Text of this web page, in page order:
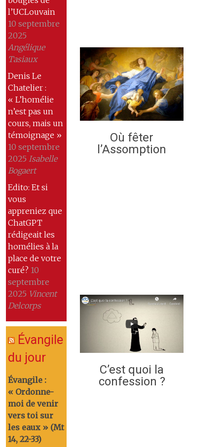
l’UCLouvain
10 septembre
2025
Angélique
Tasiaux
Denis Le
Chatelier :
« L’homélie
n’est pas un
cours, mais un
témoignage »
10 septembre
2025 Isabelle
Bogaert
Edito: Et si
vous
appreniez que
ChatGPT
rédigeait les
homélies à la
place de votre
curé? 10
septembre
2025 Vincent
Delcorps
Évangile
du jour
Évangile :
« Ordonne-
moi de venir
vers toi sur
les eaux » (Mt
14, 22-33)
Où fêter
l’Assomption
C’est quoi la
confession ?